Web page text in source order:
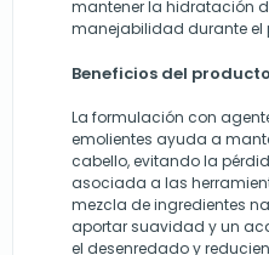
mantener la hidratación
manejabilidad durante el
Beneficios del producto
La formulación con
emolientes ayuda a
cabello, evitando la
asociada a las
mezcla de ingredientes
aportar suavidad y un
el desenredado y